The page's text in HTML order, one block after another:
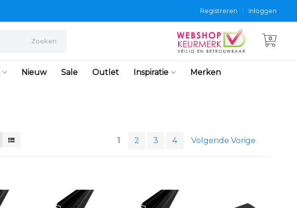
Inloggen
|
Registreren
Zoeken 0
Nieuw Sale Outlet Inspiratie Merken
1 2 3 4 Volgende Vorige